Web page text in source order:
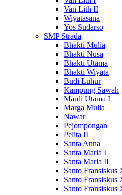
Van Lith II
Wiyatasana
Yos Sudarso
SMP Strada
Bhakti Mulia
Bhakti Nusa
Bhakti Utama
Bhakti Wiyata
Budi Luhur
Kampung Sawah
Mardi Utama I
Marga Mulia
Nawar
Pejompongan
Pelita II
Santa Anna
Santa Maria I
Santa Maria II
Santo Fransiskus
Santo Fransiskus
Santo Fransiskus